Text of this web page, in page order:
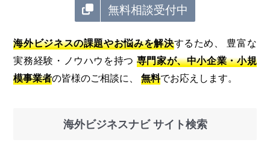
無料相談受付中
海外ビジネスの課題やお悩みを解決するため、 豊富な
実務経験・ノウハウを持つ 専門家が、中小企業・小規
模事業者の皆様のご相談に、無料でお応えします。
海外ビジネスナビ サイト検索